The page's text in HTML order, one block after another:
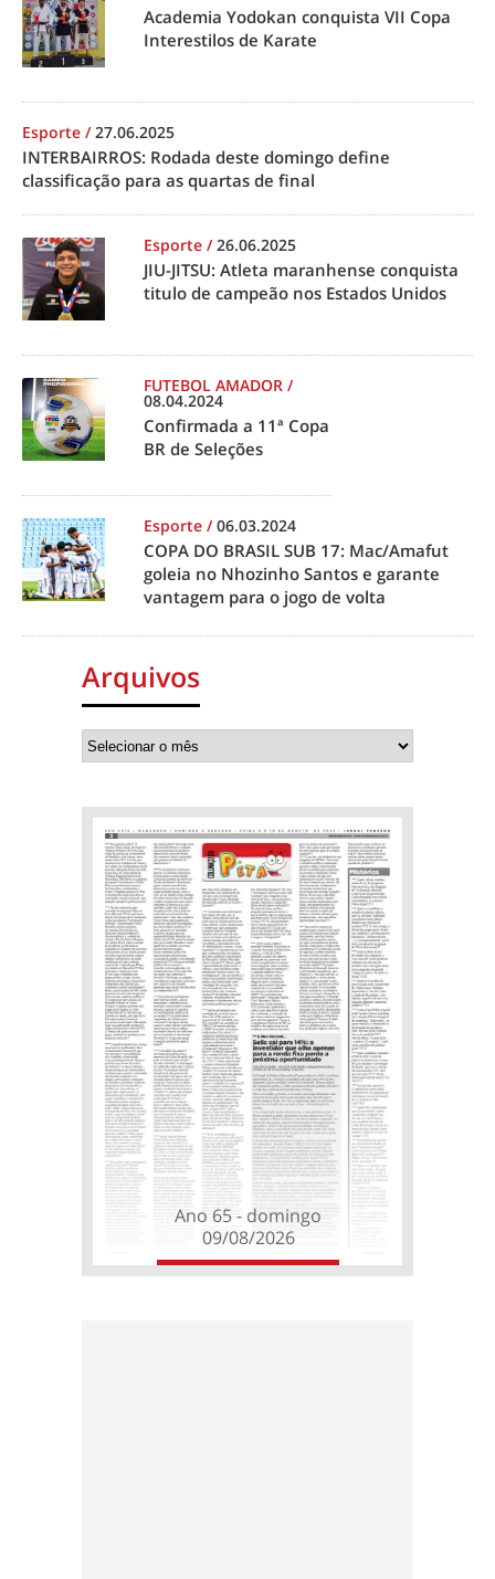
Academia Yodokan conquista VII Copa
Interestilos de Karate
Esporte /27.06.2025
INTERBAIRROS: Rodada deste domingo define
classificação para as quartas de final
Esporte /26.06.2025
JIU-JITSU: Atleta maranhense conquista
titulo de campeão nos Estados Unidos
FUTEBOL AMADOR /
08.04.2024
Confirmada a 11ª Copa
BR de Seleções
Esporte /06.03.2024
COPA DO BRASIL SUB 17: Mac/Amafut
goleia no Nhozinho Santos e garante
vantagem para o jogo de volta
Arquivos
Ano 65 - domingo
09/08/2026